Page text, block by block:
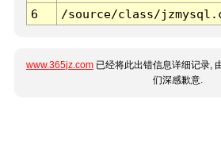
6
/source/class/
www.365jz.com 已经将此出错信息详细记录,
们深感歉意.